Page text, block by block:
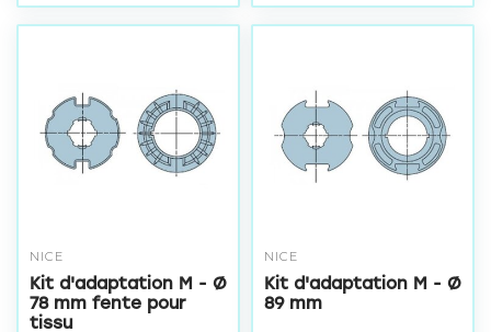
NICE
Kit d'adaptation M - Ø
78 mm fente pour
tissu
NICE
Kit d'adaptation M - Ø
89 mm